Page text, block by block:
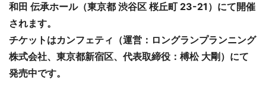
和田 伝承ホール（東京都 渋谷区 桜丘町 23-21）にて開催
されます。
チケットはカンフェティ（運営：ロングランプランニング
株式会社、東京都新宿区、代表取締役：榑松 大剛）にて
発売中です。